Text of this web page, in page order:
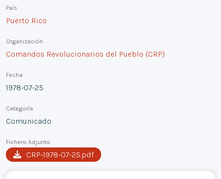
País
Puerto Rico
Organización
Comandos Revolucionarios del Pueblo (CRP)
Fecha
1978-07-25
Categoría
Comunicado
Fichero Adjunto
CRP-1978-07-25.pdf